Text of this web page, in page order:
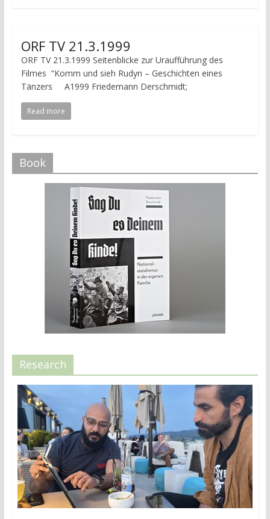
ORF TV 21.3.1999
ORF TV 21.3.1999 Seitenblicke zur Uraufführung des
Filmes “Komm und sieh Rudyn – Geschichten eines
Tänzers A1999 Friedemann Derschmidt;
Read more
Book
Research